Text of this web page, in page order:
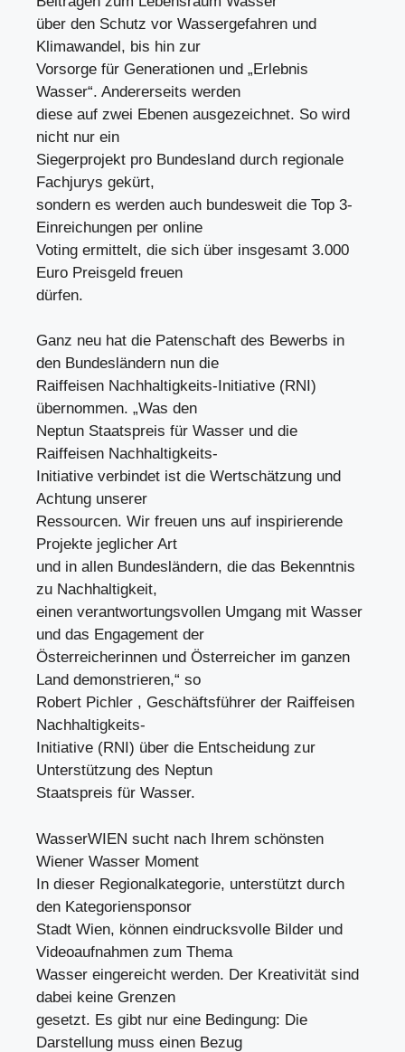
über den Schutz vor Wassergefahren und
Klimawandel, bis hin zur
Vorsorge für Generationen und „Erlebnis
Wasser“. Andererseits werden
diese auf zwei Ebenen ausgezeichnet. So wird
nicht nur ein
Siegerprojekt pro Bundesland durch regionale
Fachjurys gekürt,
sondern es werden auch bundesweit die Top 3-
Einreichungen per online
Voting ermittelt, die sich über insgesamt 3.000
Euro Preisgeld freuen
dürfen.
Ganz neu hat die Patenschaft des Bewerbs in
den Bundesländern nun die
Raiffeisen Nachhaltigkeits-Initiative (RNI)
übernommen. „Was den
Neptun Staatspreis für Wasser und die
Raiffeisen Nachhaltigkeits-
Initiative verbindet ist die Wertschätzung und
Achtung unserer
Ressourcen. Wir freuen uns auf inspirierende
Projekte jeglicher Art
und in allen Bundesländern, die das Bekenntnis
zu Nachhaltigkeit,
einen verantwortungsvollen Umgang mit Wasser
und das Engagement der
Österreicherinnen und Österreicher im ganzen
Land demonstrieren,“ so
Robert Pichler , Geschäftsführer der Raiffeisen
Nachhaltigkeits-
Initiative (RNI) über die Entscheidung zur
Unterstützung des Neptun
Staatspreis für Wasser.
WasserWIEN sucht nach Ihrem schönsten
Wiener Wasser Moment
In dieser Regionalkategorie, unterstützt durch
den Kategoriensponsor
Stadt Wien, können eindrucksvolle Bilder und
Videoaufnahmen zum Thema
Wasser eingereicht werden. Der Kreativität sind
dabei keine Grenzen
gesetzt. Es gibt nur eine Bedingung: Die
Darstellung muss einen Bezug